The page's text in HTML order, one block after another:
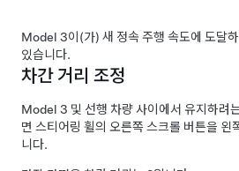
Model 3이(가) 새 정속 주행 속도에 도달
있습니다.
차간 거리 조정
Model 3 및 선행 차량 사이에서 유지하려
면 스티어링 휠의 오른쪽 스크롤 버튼을 왼
니다.